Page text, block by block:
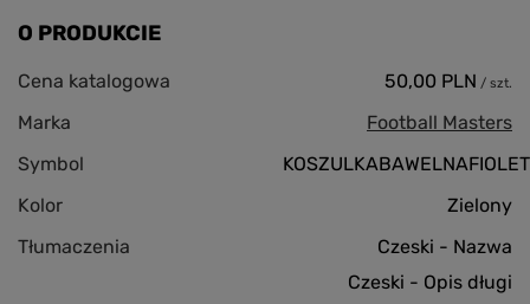
O PRODUKCIE
Cena katalogowa 50,00 PLN / szt.
Marka
Football Masters
Symbol
Kolor
Zielony
Tłumaczenia
Czeski - Nazwa
Czeski - Opis długi